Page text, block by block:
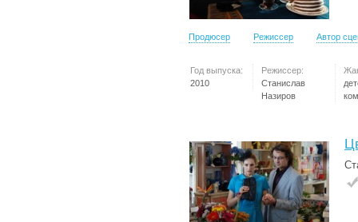
Продюсер Режиссер Автор
Год выпуска:
2010
Режиссер:
Станислав
Назиров